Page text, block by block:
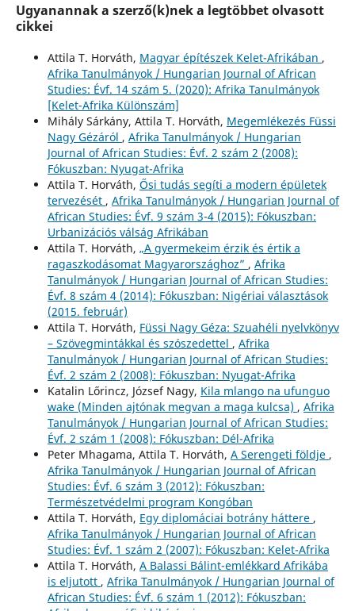
Ugyanannak a szerző(k)nek a legtöbbet olvasott
cikkei
Attila T. Horváth, Magyar építészek Kelet-Afrikában ,
Afrika Tanulmányok / Hungarian Journal of African
Studies: Évf. 14 szám 5. (2020): Afrika Tanulmányok
[Kelet-Afrika Különszám]
Mihály Sárkány, Attila T. Horváth, Megemlékezés Füssi
Nagy Gézáról , Afrika Tanulmányok / Hungarian
Journal of African Studies: Évf. 2 szám 2 (2008):
Fókuszban: Nyugat-Afrika
Attila T. Horváth, Ősi tudás segíti a modern épületek
tervezését , Afrika Tanulmányok / Hungarian Journal of
African Studies: Évf. 9 szám 3-4 (2015): Fókuszban:
Urbanizációs válság Afrikában
Attila T. Horváth, „A gyermekeim érzik és értik a
ragaszkodásomat Magyarországhoz” , Afrika
Tanulmányok / Hungarian Journal of African Studies:
Évf. 8 szám 4 (2014): Fókuszban: Nigériai választások
(2015. február)
Attila T. Horváth, Füssi Nagy Géza: Szuahéli nyelvkönyv
– Szövegmintákkal és szószedettel , Afrika
Tanulmányok / Hungarian Journal of African Studies:
Évf. 2 szám 2 (2008): Fókuszban: Nyugat-Afrika
Katalin Lőrincz, József Nagy, Kila mlango na ufunguo
wake (Minden ajtónak megvan a maga kulcsa) , Afrika
Tanulmányok / Hungarian Journal of African Studies:
Évf. 2 szám 1 (2008): Fókuszban: Dél-Afrika
Peter Mhagama, Attila T. Horváth, A Serengeti földje ,
Afrika Tanulmányok / Hungarian Journal of African
Studies: Évf. 6 szám 3 (2012): Fókuszban:
Természetvédelmi program Kongóban
Attila T. Horváth, Egy diplomáciai botrány háttere ,
Afrika Tanulmányok / Hungarian Journal of African
Studies: Évf. 1 szám 2 (2007): Fókuszban: Kelet-Afrika
Attila T. Horváth, A Balassi Bálint-emlékkard Afrikába
is eljutott , Afrika Tanulmányok / Hungarian Journal of
African Studies: Évf. 6 szám 1 (2012): Fókuszban: